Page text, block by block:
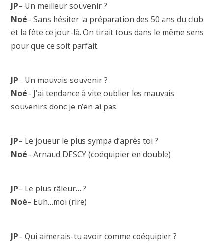
JP– Un meilleur souvenir ?
Noé– Sans hésiter la préparation des 50 ans du club
et la fête ce jour-là. On tirait tous dans le même sens
pour que ce soit parfait.
JP– Un mauvais souvenir ?
Noé– J’ai tendance à vite oublier les mauvais
souvenirs donc je n’en ai pas.
JP– Le joueur le plus sympa d’après toi ?
Noé– Arnaud DESCY (coéquipier en double)
JP– Le plus râleur… ?
Noé– Euh…moi (rire)
JP– Qui aimerais-tu avoir comme coéquipier ?